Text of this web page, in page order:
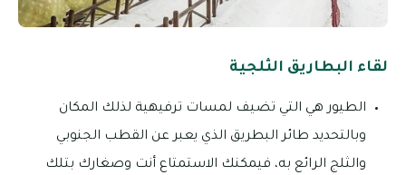
لقاء البطاريق الثلجية
الطيور هي التي تضيف لمسات ترفيهية لذلك المكان
وبالتحديد طائر البطريق الذي يعبر عن القطب الجنوبي
والثلج الرائع به، فيمكنك الاستمتاع أنت وصغارك بتلك